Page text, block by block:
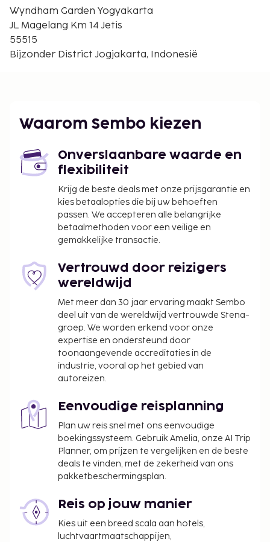
Yogyakarta (YIA-Internationale luchthaven
Yogyakarta) - 49,5 km
Surakarta (SOC-Adisumarmo Intl.) - 77,3 km
Enkele van de voorzieningen zijn een
een terras en een tuin. Andere kenmerken van dit
hotel zijn conciërgeservices en een bankethal.
Wyndham Garden Yogyakarta
JL Magelang Km 14 Jetis
55515
Bijzonder District Jogjakarta, Indonesië
Waarom Sembo kiezen
Onverslaanbare waarde en
flexibiliteit
Krijg de beste deals met onze prijsgarantie en
kies betaalopties die bij uw behoeften
passen. We accepteren alle belangrijke
betaalmethoden voor een veilige en
gemakkelijke transactie.
Vertrouwd door reizigers
wereldwijd
Met meer dan 30 jaar ervaring maakt Sembo
deel uit van de wereldwijd vertrouwde Stena-
groep. We worden erkend voor onze
expertise en ondersteund door
toonaangevende accreditaties in de
industrie, vooral op het gebied van
autoreizen.
Eenvoudige reisplanning
Plan uw reis snel met ons eenvoudige
boekingssysteem. Gebruik Amelia, onze AI Trip
Planner, om prijzen te vergelijken en de beste
deals te vinden, met de zekerheid van ons
pakketbeschermingsplan.
Reis op jouw manier
Kies uit een breed scala aan hotels,
luchtvaartmaatschappijen,